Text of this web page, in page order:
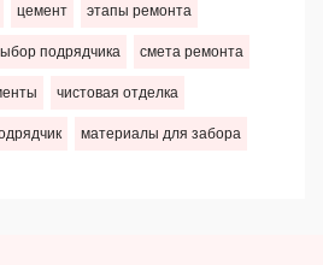
цемент этапы ремонта
подрядчика смета ремонта
чистовая отделка
материалы для забора